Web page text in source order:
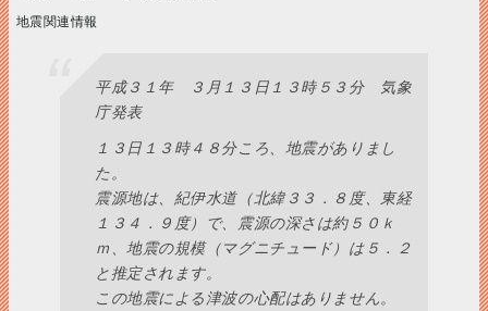
地震関連情報
平成３１年 ３月１３日１３時５３分 気象
庁発表
１３日１３時４８分ころ、地震がありまし
た。
震源地は、紀伊水道（北緯３３．８度、東経
１３４．９度）で、震源の深さは約５０ｋ
ｍ、地震の規模（マグニチュード）は５．２
と推定されます。
この地震による津波の心配はありません。